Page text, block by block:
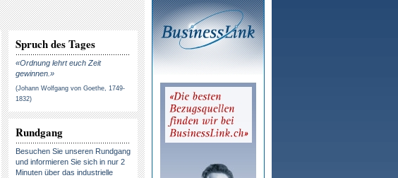
Spruch des Tages
«Ordnung lehrt euch Zeit
gewinnen.»
(Johann Wolfgang von Goethe, 1749-
1832)
Rundgang
Besuchen Sie unseren Rundgang
und informieren Sie sich in nur 2
Minuten über das industrielle